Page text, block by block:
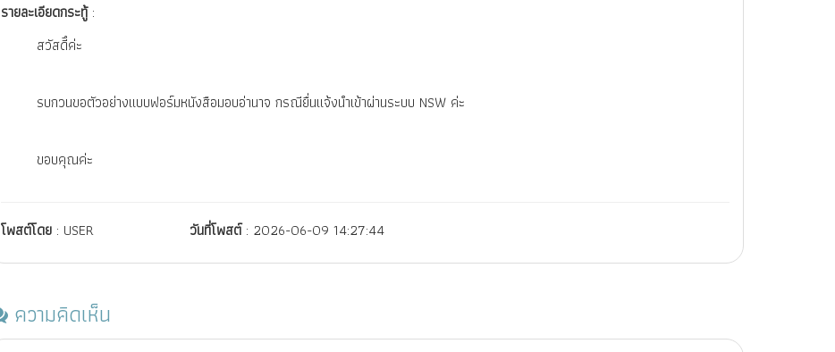
รายละเอียดกระทู้ :
สวัสดีึค่ะ
รบกวนขอตัวอย่างแบบฟอร์มหนังสือมอบอ่านาจ กรณียื่นแจ้งนำเข้าผ่านระบบ NSW ค่ะ
ขอบคุณค่ะ
โพสต์โดย : USER วันที่โพสต์: 2026-06-09 14:27:44
ความคิดเห็น